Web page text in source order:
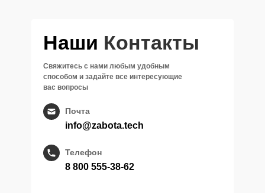
Наши Контакты
Свяжитесь с нами любым удобным
способом и задайте все интересующие
вас вопросы
Почта
Телефон
info@zabota.tech
8 800 555-38-62